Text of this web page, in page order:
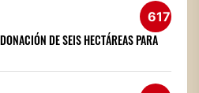
617
DE SEIS HECTÁREAS PARA